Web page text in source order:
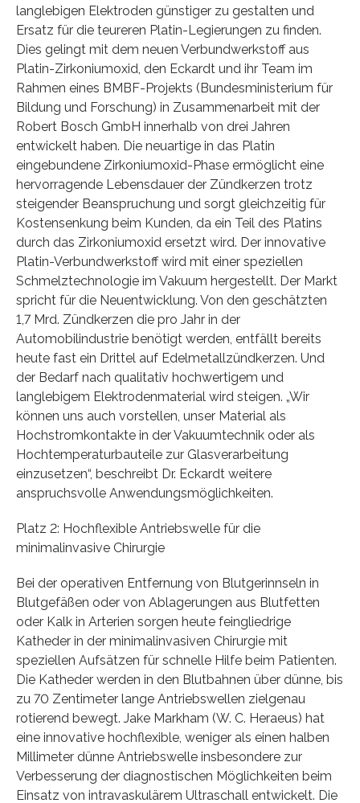
langlebigen Elektroden günstiger zu gestalten und
Ersatz für die teureren Platin-Legierungen zu finden.
Dies gelingt mit dem neuen Verbundwerkstoff aus
Platin-Zirkoniumoxid, den Eckardt und ihr Team im
Rahmen eines BMBF-Projekts (Bundesministerium für
Bildung und Forschung) in Zusammenarbeit mit der
Robert Bosch GmbH innerhalb von drei Jahren
entwickelt haben. Die neuartige in das Platin
eingebundene Zirkoniumoxid-Phase ermöglicht eine
hervorragende Lebensdauer der Zündkerzen trotz
steigender Beanspruchung und sorgt gleichzeitig für
Kostensenkung beim Kunden, da ein Teil des Platins
durch das Zirkoniumoxid ersetzt wird. Der innovative
Platin-Verbundwerkstoff wird mit einer speziellen
Schmelztechnologie im Vakuum hergestellt. Der Markt
spricht für die Neuentwicklung. Von den geschätzten
1,7 Mrd. Zündkerzen die pro Jahr in der
Automobilindustrie benötigt werden, entfällt bereits
heute fast ein Drittel auf Edelmetallzündkerzen. Und
der Bedarf nach qualitativ hochwertigem und
langlebigem Elektrodenmaterial wird steigen. „Wir
können uns auch vorstellen, unser Material als
Hochstromkontakte in der Vakuumtechnik oder als
Hochtemperaturbauteile zur Glasverarbeitung
einzusetzen“, beschreibt Dr. Eckardt weitere
anspruchsvolle Anwendungsmöglichkeiten.
Platz 2: Hochflexible Antriebswelle für die
minimalinvasive Chirurgie
Bei der operativen Entfernung von Blutgerinnseln in
Blutgefäßen oder von Ablagerungen aus Blutfetten
oder Kalk in Arterien sorgen heute feingliedrige
Katheder in der minimalinvasiven Chirurgie mit
speziellen Aufsätzen für schnelle Hilfe beim Patienten.
Die Katheder werden in den Blutbahnen über dünne, bis
zu 70 Zentimeter lange Antriebswellen zielgenau
rotierend bewegt. Jake Markham (W. C. Heraeus) hat
eine innovative hochflexible, weniger als einen halben
Millimeter dünne Antriebswelle insbesondere zur
Verbesserung der diagnostischen Möglichkeiten beim
Einsatz von intravaskulärem Ultraschall entwickelt. Die